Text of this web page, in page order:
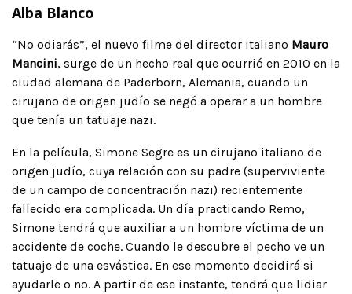
Alba Blanco
“No odiarás”, el nuevo filme del director italiano Mauro
Mancini, surge de un hecho real que ocurrió en 2010 en la
ciudad alemana de Paderborn, Alemania, cuando un
cirujano de origen judío se negó a operar a un hombre
que tenía un tatuaje nazi.
En la película, Simone Segre es un cirujano italiano de
origen judío, cuya relación con su padre (superviviente
de un campo de concentración nazi) recientemente
fallecido era complicada. Un día practicando Remo,
Simone tendrá que auxiliar a un hombre víctima de un
accidente de coche. Cuando le descubre el pecho ve un
tatuaje de una esvástica. En ese momento decidirá si
ayudarle o no. A partir de ese instante, tendrá que lidiar